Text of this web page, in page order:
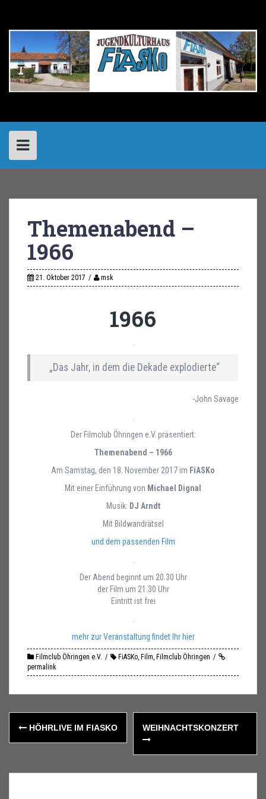
content
Themenabend –
1966
21. Oktober 2017 msk
1966
.
„Das Jahr, in dem die Dekade explodierte“
-John Savage
.
Der Filmclub Öhringen e.V. präsentiert:
Themenabend – 1966
Am Samstag, den 18. November 2017 im FiASKo
Mit einer Einführung von Michael Dignal
Musik: DJ Arndt
Mit Bildwandrätsel
und dem passenden Film
.
Der Abend beginnt um 20.30 Uhr
der Film um 21.30 Uhr
Eintritt ist frei
.
mehr zur Veranstaltung findet Ihr hier
Filmclub Öhringen e.V. FiASKo, Film, Filmclub Öhringen
permalink
Post
navigation
HÖHRLIVE IM FIASKO WEIHNACHTSKONZERT